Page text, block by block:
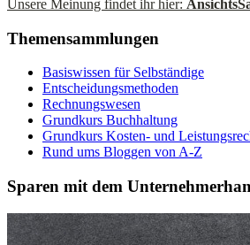
Unsere Meinung findet ihr hier:
Themensammlungen
Basiswissen für Selbständige
Entscheidungsmethoden
Rechnungswesen
Grundkurs Buchhaltung
Grundkurs Kosten- und
Rund ums Bloggen von A-Z
Sparen mit dem